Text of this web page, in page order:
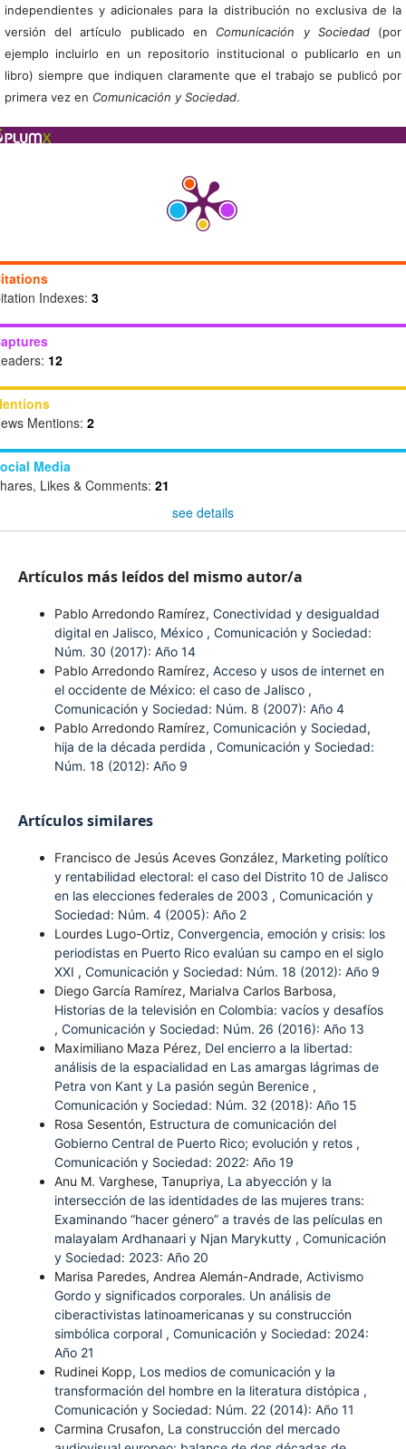
independientes y adicionales para la distribución no exclusiva de la
versión del artículo publicado en Comunicación y Sociedad(por
ejemplo incluirlo en un repositorio institucional o publicarlo en un
libro) siempre que indiquen claramente que el trabajo se publicó por
primera vez en Comunicación y Sociedad.
Indexes: 3
12
Mentions: 2
Media
Likes & Comments: 21
see details
Artículos más leídos del mismo autor/a
Pablo Arredondo Ramírez, Conectividad y desigualdad
digital en Jalisco, México , Comunicación y Sociedad:
Núm. 30 (2017): Año 14
Pablo Arredondo Ramírez, Acceso y usos de internet en
el occidente de México: el caso de Jalisco ,
Comunicación y Sociedad: Núm. 8 (2007): Año 4
Pablo Arredondo Ramírez, Comunicación y Sociedad,
hija de la década perdida , Comunicación y Sociedad:
Núm. 18 (2012): Año 9
Artículos similares
Francisco de Jesús Aceves González, Marketing político
y rentabilidad electoral: el caso del Distrito 10 de Jalisco
en las elecciones federales de 2003 , Comunicación y
Sociedad: Núm. 4 (2005): Año 2
Lourdes Lugo-Ortiz, Convergencia, emoción y crisis: los
periodistas en Puerto Rico evalúan su campo en el siglo
XXI , Comunicación y Sociedad: Núm. 18 (2012): Año 9
Diego García Ramírez, Marialva Carlos Barbosa,
Historias de la televisión en Colombia: vacíos y desafíos
, Comunicación y Sociedad: Núm. 26 (2016): Año 13
Maximiliano Maza Pérez, Del encierro a la libertad:
análisis de la espacialidad en Las amargas lágrimas de
Petra von Kant y La pasión según Berenice ,
Comunicación y Sociedad: Núm. 32 (2018): Año 15
Rosa Sesentón, Estructura de comunicación del
Gobierno Central de Puerto Rico; evolución y retos ,
Comunicación y Sociedad: 2022: Año 19
Anu M. Varghese, Tanupriya, La abyección y la
intersección de las identidades de las mujeres trans:
Examinando “hacer género” a través de las películas en
malayalam Ardhanaari y Njan Marykutty , Comunicación
y Sociedad: 2023: Año 20
Marisa Paredes, Andrea Alemán-Andrade, Activismo
Gordo y significados corporales. Un análisis de
ciberactivistas latinoamericanas y su construcción
simbólica corporal , Comunicación y Sociedad: 2024:
Año 21
Rudinei Kopp, Los medios de comunicación y la
transformación del hombre en la literatura distópica ,
Comunicación y Sociedad: Núm. 22 (2014): Año 11
Carmina Crusafon, La construcción del mercado